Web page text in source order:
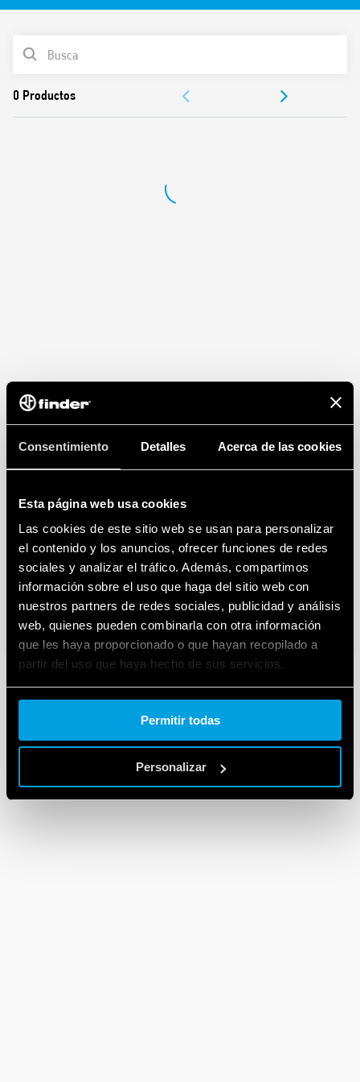
Consentimiento Detalles Acerca de las cookies
Esta página web usa cookies
Las cookies de este sitio web se usan para personalizar
el contenido y los anuncios, ofrecer funciones de redes
sociales y analizar el tráfico. Además, compartimos
información sobre el uso que haga del sitio web con
nuestros partners de redes sociales, publicidad y análisis
web, quienes pueden combinarla con otra información
que les haya proporcionado o que hayan recopilado a
partir del uso que haya hecho de sus servicios.
Cookie policy.
Permitir todas
Personalizar
LISTA DE PRODUCTOS
APROBACIONES